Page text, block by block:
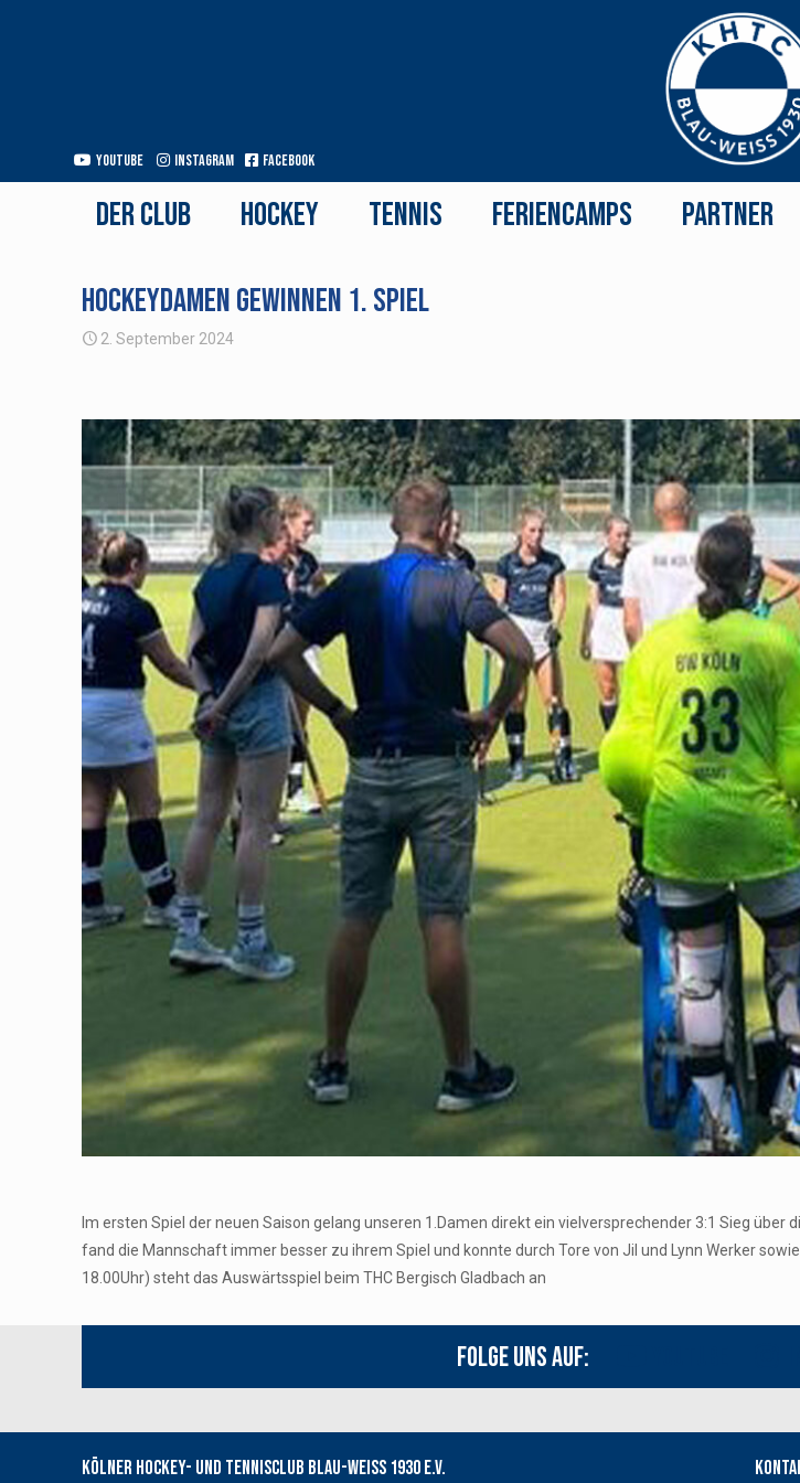
Youtube Instagram Facebook
Der Club Hockey Tennis Feriencamps Partner
Hockeydamen gewinnen 1. Spiel
2. September 2024
Im ersten Spiel der neuen Saison gelang unseren 1.Damen direkt ein vielversprechender 3:1 Sieg
fand die Mannschaft immer besser zu ihrem Spiel und konnte durch Tore von Jil und Lynn Werker
18.00Uhr) steht das Auswärtsspiel beim THC Bergisch Gladbach an
Folge uns auf:
Kölner Hockey- und Tennisclub Blau-Weiss 1930 e.V.